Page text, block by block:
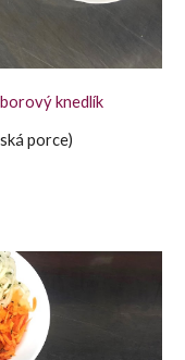
knedlík
porce)